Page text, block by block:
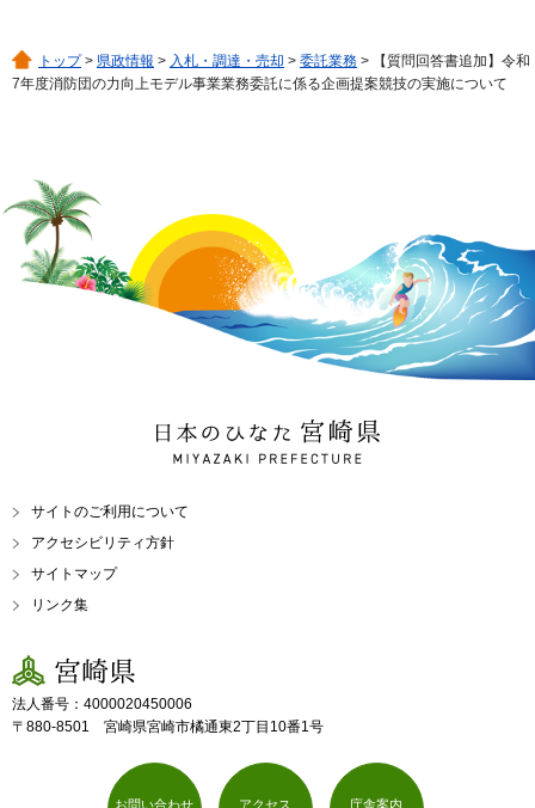
トップ> 県政情報 > 入札・調達・売却 > 委託業務 > 【質問回答書追加】令和
7年度消防団の力向上モデル事業業務委託に係る企画提案競技の実施について
日本のひなた 宮崎県
MIYAZAKI PREFECTURE
サイトのご利用について
アクセシビリティ方針
サイトマップ
リンク集
宮崎県
法人番号：4000020450006
〒880-8501 宮崎県宮崎市橘通東2丁目10番1号
お問い合わせ アクセス 庁舎案内